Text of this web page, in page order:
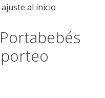
al inicio